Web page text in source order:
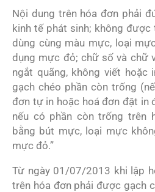
Nội dung trên hóa đơn phải
kinh tế phát sinh; không được
dùng cùng màu mực, loại
dụng mực đỏ; chữ số và chữ
ngắt quãng, không viết hoặc
gạch chéo phần còn trống
đơn tự in hoặc hoá đơn đặt in
nếu có phần còn trống trên
bằng bút mực, loại mực
mực đỏ.”
Từ ngày 01/07/2013 khi lập
trên hóa đơn phải được gạch